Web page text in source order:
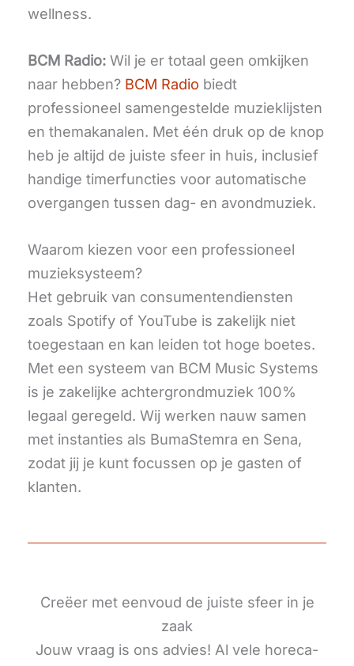
wellness.
BCM Radio: Wil je er totaal geen omkijken
naar hebben? BCM Radio biedt
professioneel samengestelde muzieklijsten
en themakanalen. Met één druk op de knop
heb je altijd de juiste sfeer in huis, inclusief
handige timerfuncties voor automatische
overgangen tussen dag- en avondmuziek.
Waarom kiezen voor een professioneel
muzieksysteem?
Het gebruik van consumentendiensten
zoals Spotify of YouTube is zakelijk niet
toegestaan en kan leiden tot hoge boetes.
Met een systeem van BCM Music Systems
is je zakelijke achtergrondmuziek 100%
legaal geregeld. Wij werken nauw samen
met instanties als BumaStemra en Sena,
zodat jij je kunt focussen op je gasten of
klanten.
Creëer met eenvoud de juiste sfeer in je
zaak
Jouw vraag is ons advies! Al vele horeca-